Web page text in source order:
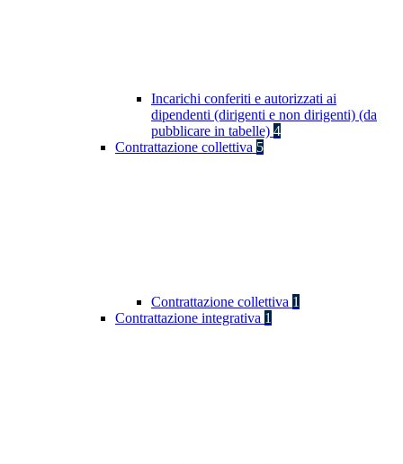
Incarichi conferiti e autorizzati ai
dipendenti (dirigenti e non dirigenti) (da
pubblicare in tabelle) 4
Contrattazione collettiva 5
Contrattazione collettiva 1
Contrattazione integrativa 1